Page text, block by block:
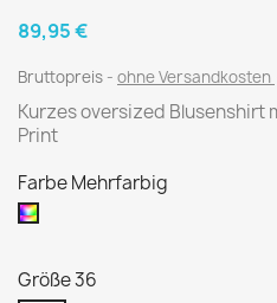
89,95 €
Bruttopreis ohne Versandkosten
Kurzes oversized Blusenshirt
Print
Farbe Mehrfarbig
Mehrfarbig
Größe 36